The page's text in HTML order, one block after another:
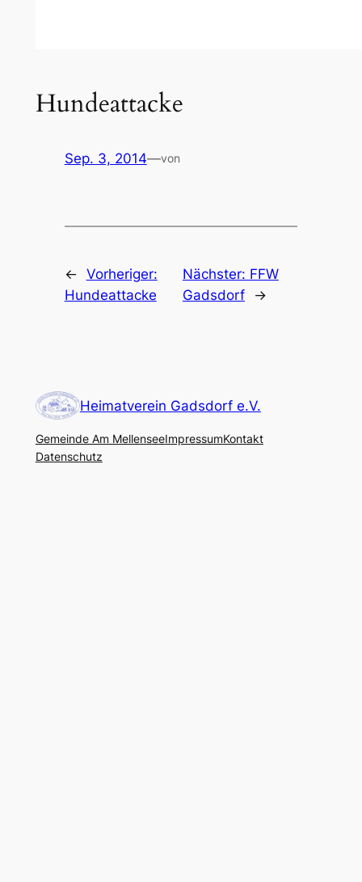
Hundeattacke
Sep. 3, 2014—von
← Vorheriger:
Hundeattacke
Nächster: FFW
Gadsdorf
→
Heimatverein Gadsdorf e.V.
Gemeinde Am MellenseeImpressumKontakt
Datenschutz